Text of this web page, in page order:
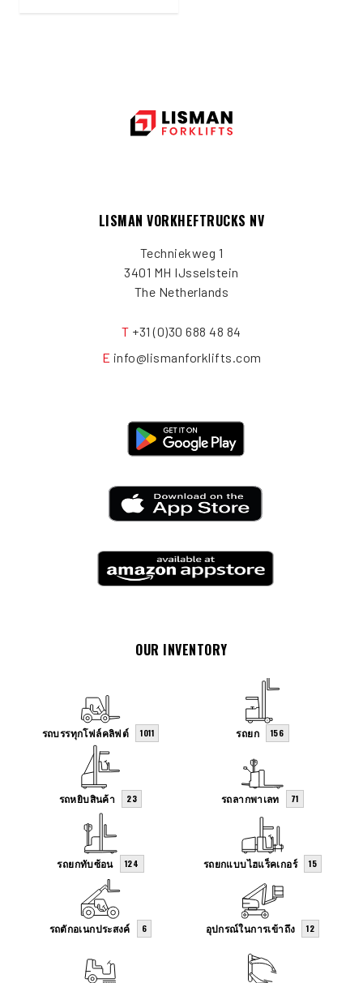
LISMAN VORKHEFTRUCKS NV
Techniekweg 1
3401 MH IJsselstein
The Netherlands
T +31 (0)30 688 48 84
E info@lismanforklifts.com
OUR INVENTORY
รถบรรทุกโฟล์คลิฟต์ 1011 รถยก 156
รถหยิบสินค้า 23 รถลากพาเลท 71
รถยกทับซ้อน 124 รถยกแบบไฮแร็คเกอร์ 15
รถตักอเนกประสงค์ 6 อุปกรณ์ในการเข้าถึง 12